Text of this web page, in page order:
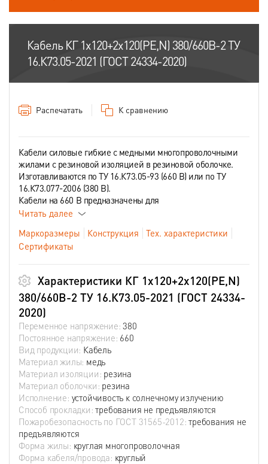
Кабель КГ 1х120+2х120(PE,N) 380/660В-2 ТУ
16.К73.05-2021 (ГОСТ 24334-2020)
Распечатать К сравнению
Кабели силовые гибкие с медными многопроволочными
жилами с резиновой изоляцией в резиновой оболочке.
Изготавливаются по ТУ 16.К73.05-93 (660 В) или по ТУ
16.К73.077-2006 (380 В).
Кабели на 660 В предназначены для
Читать далее
Маркоразмеры
Конструкция
Тех. характеристики
Сертификаты
Характеристики КГ 1х120+2х120(PE,N)
380/660В-2 ТУ 16.К73.05-2021 (ГОСТ 24334-
2020)
Переменное напряжение:380
Постоянное напряжение: 660
Вид продукции: Кабель
Материал жилы: медь
Материал изоляции: резина
Материал оболочки: резина
Исполнение: устойчивость к солнечному излучению
Способ прокладки:требования не предъявляются
Пожаробезопасность по ГОСТ 31565-2012:требования не
предъявляются
Форма жилы: круглая многопроволочная
Форма кабеля/провода: круглый